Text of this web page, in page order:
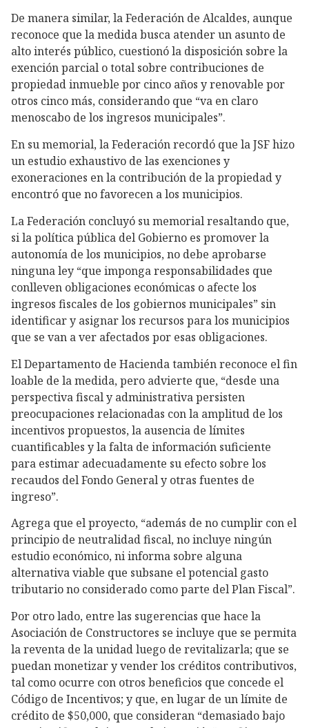
De manera similar, la Federación de Alcaldes, aunque
reconoce que la medida busca atender un asunto de
alto interés público, cuestionó la disposición sobre la
exención parcial o total sobre contribuciones de
propiedad inmueble por cinco años y renovable por
otros cinco más, considerando que “va en claro
menoscabo de los ingresos municipales”.
En su memorial, la Federación recordó que la JSF hizo
un estudio exhaustivo de las exenciones y
exoneraciones en la contribución de la propiedad y
encontró que no favorecen a los municipios.
La Federación concluyó su memorial resaltando que,
si la política pública del Gobierno es promover la
autonomía de los municipios, no debe aprobarse
ninguna ley “que imponga responsabilidades que
conlleven obligaciones económicas o afecte los
ingresos fiscales de los gobiernos municipales” sin
identificar y asignar los recursos para los municipios
que se van a ver afectados por esas obligaciones.
El Departamento de Hacienda también reconoce el fin
loable de la medida, pero advierte que, “desde una
perspectiva fiscal y administrativa persisten
preocupaciones relacionadas con la amplitud de los
incentivos propuestos, la ausencia de límites
cuantificables y la falta de información suficiente
para estimar adecuadamente su efecto sobre los
recaudos del Fondo General y otras fuentes de
ingreso”.
Agrega que el proyecto, “además de no cumplir con el
principio de neutralidad fiscal, no incluye ningún
estudio económico, ni informa sobre alguna
alternativa viable que subsane el potencial gasto
tributario no considerado como parte del Plan Fiscal”.
Por otro lado, entre las sugerencias que hace la
Asociación de Constructores se incluye que se permita
la reventa de la unidad luego de revitalizarla; que se
puedan monetizar y vender los créditos contributivos,
tal como ocurre con otros beneficios que concede el
Código de Incentivos; y que, en lugar de un límite de
crédito de $50,000, que consideran “demasiado bajo